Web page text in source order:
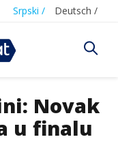
Srpski / Deutsch /
Novak
u finalu